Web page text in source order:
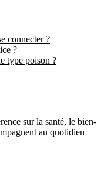
connecter ?
?
type poison ?
sur la santé, le bien-
au quotidien